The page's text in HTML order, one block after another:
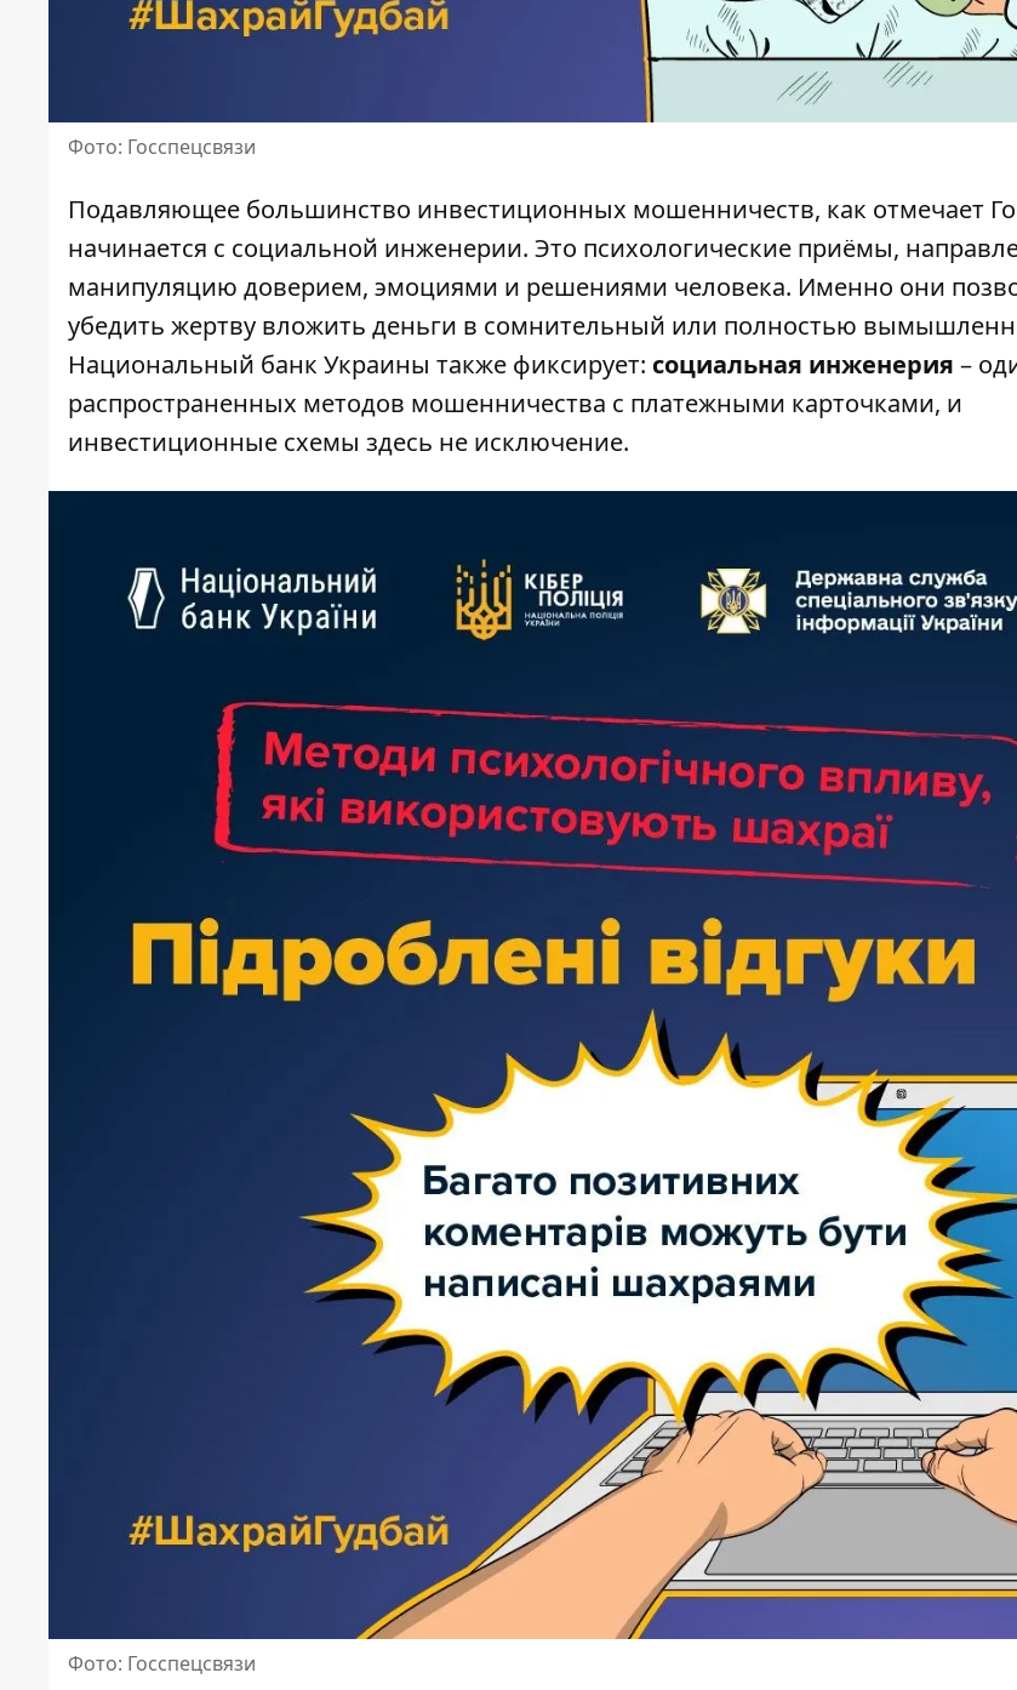
Фото: Госспецсвязи
Подавляющее большинство инвестиционных мошенничеств, как отмечает
начинается с социальной инженерии. Это психологические приёмы,
манипуляцию доверием, эмоциями и решениями человека. Именно они
убедить жертву вложить деньги в сомнительный или полностью
Национальный банк Украины также фиксирует: социальная инженерия –
распространенных методов мошенничества с платежными карточками, и
инвестиционные схемы здесь не исключение.
Фото: Госспецсвязи